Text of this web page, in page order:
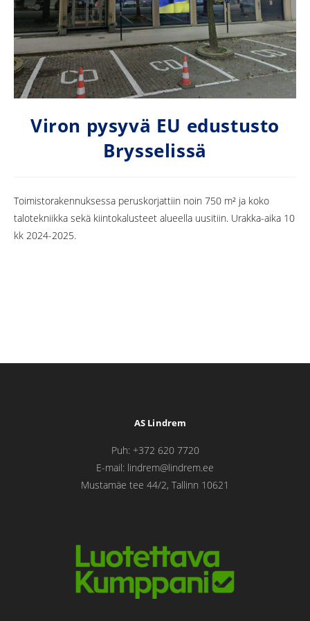
Viron pysyvä EU edustusto
Brysselissä
Toimistorakennuksessa peruskorjattiin noin 750 m² ja koko
talotekniikka sekä kiintokalusteet alueella uusitiin. Urakka-aika 10
kk 2024-2025.
AS Lindrem
Puh: +372 620 7720
E-mail: lindrem@lindrem.ee
Mustamäe tee 44/2, Tallinn 10621